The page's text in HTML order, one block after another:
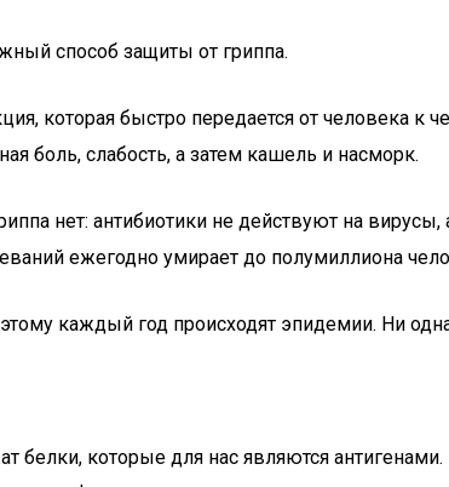
способ защиты от гриппа.
которая быстро передается от человека
боль, слабость, а затем кашель и насморк.
нет: антибиотики не действуют на
ежегодно умирает до полумиллиона
каждый год происходят эпидемии. Ни
белки, которые для нас являются